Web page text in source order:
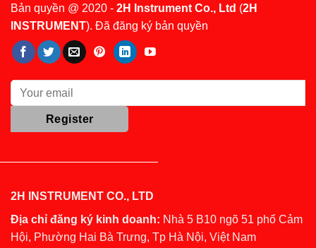
Bản quyền @ 2020 - 2H Instrument Co., Ltd (2H
INSTRUMENT). Đã đăng ký bản quyền
2H INSTRUMENT CO., LTD
Địa chỉ đăng ký kinh doanh: Nhà 5 B10 ngõ 51 phố Cảm
Hội, Phường Hai Bà Trưng, Tp Hà Nội, Việt Nam